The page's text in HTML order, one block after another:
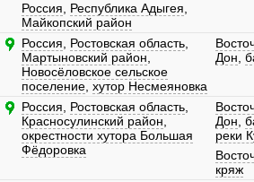
Россия
Республика Адыгея
Майкопский район
Россия Ростовская область
Мартыновский район
Новосёловское сельское
поселение хутор Несмеяновка
Дон
Россия Ростовская область
Красносулинский район
окрестности хутора Большая
Фёдоровка
Дон
реки
кряж